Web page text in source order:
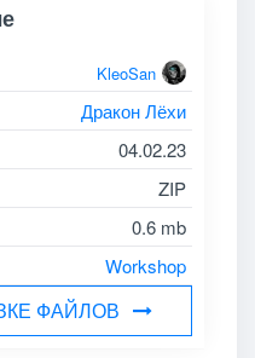
KleoSan
Дракон Лёхи
04.02.23
ZIP
0.6 mb
Workshop
ФАЙЛОВ